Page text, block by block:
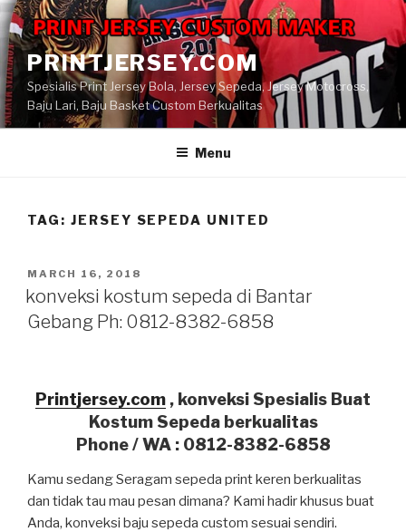
Skip
to
contentPRINTJERSEY.COM
Spesialis Print Jersey Bola, Jersey Sepeda, Jersey Motocross,
Baju Lari, Baju Basket Custom Berkualitas
Menu
TAG: JERSEY SEPEDA UNITED
POSTED
ON
MARCH 16, 2018
konveksi kostum sepeda di Bantar
Gebang Ph: 0812-8382-6858
Printjersey.com , konveksi Spesialis Buat
Kostum Sepeda berkualitas
Phone / WA : 0812-8382-6858
Kamu sedang Seragam sepeda print keren berkualitas
dan tidak tau mau pesan dimana? Kami hadir khusus buat
Anda, konveksi baju sepeda custom sesuai sendiri.